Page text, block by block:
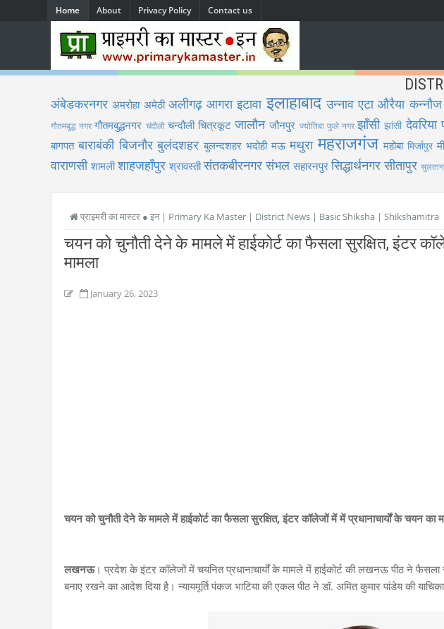
Home About Privacy Policy Contact us
अंबेडकरनगर अमरोहा अमेठी अलीगढ़ आगरा इटावा इलाहाबाद उन्नाव एटा औरैया कन्नौज
गौतमबुद्ध नगर गौतमबुद्धनगर चंदौली चन्दौली चित्रकूट जालौन जौनपुर ज्योतिबा फुले नगर झाँसी झांसी देवरिया
बागपत बाराबंकी बिजनौर बुलंदशहर बुलन्दशहर भदोही मऊ मथुरा महराजगंज महोबा मिर्जापुर
वाराणसी शामली शाहजहाँपुर श्रावस्ती संतकबीरनगर संभल सहारनपुर सिद्धार्थनगर सीतापुर
प्राइमरी का मास्टर ● इन | Primary Ka Master | District News | Basic Shiksha | Shikshamitra
चयन को चुनौती देने के मामले में हाईकोर्ट का फैसला सुरक्षित, इंटर
मामला
January 26, 2023
चयन को चुनौती देने के मामले में हाईकोर्ट का फैसला सुरक्षित, इंटर कॉलेजों में में प्रधानाचार्यों के चयन का
लखनऊ। प्रदेश के इंटर कॉलेजों में चयनित प्रधानाचार्यों के मामले में हाईकोर्ट की लखनऊ पीठ ने फैसला
बनाए रखने का आदेश दिया है। न्यायमूर्ति पंकज भाटिया की एकल पीठ ने डॉ. अमित कुमार पांडेय की